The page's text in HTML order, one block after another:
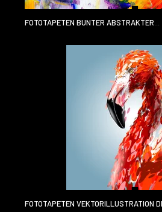
FOTOTAPETEN BUNTER ABSTRAKTER
INTENSIVE MEHRFARBIGE MISCHUNG
ÖLFARBEN. TRENDIGE HANDBEMALTE
PINSELSTRICHE AUF LEINWAND FÜR
FOTOTAPETEN VEKTORILLUSTRATION